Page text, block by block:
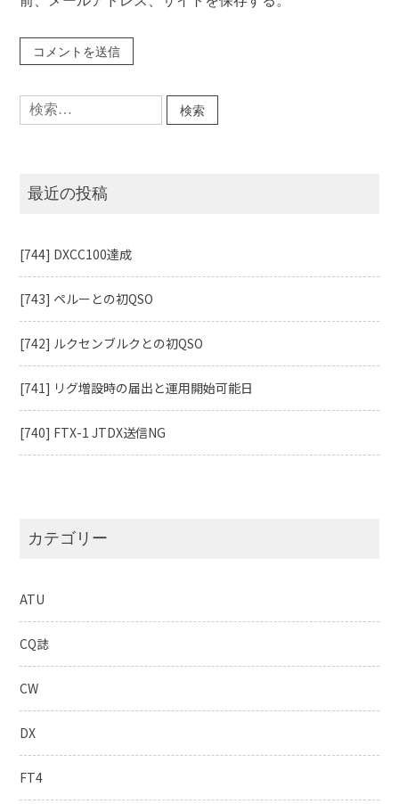
検
索:
最近の投稿
[744] DXCC100達成
[743] ペルーとの初QSO
[742] ルクセンブルクとの初QSO
[741] リグ増設時の届出と運用開始可能日
[740] FTX-1 JTDX送信NG
カテゴリー
ATU
CQ誌
CW
DX
FT4